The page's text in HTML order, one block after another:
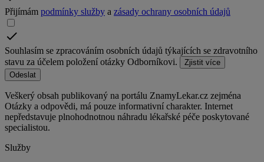
Přijímám podmínky služby a zásady ochrany osobních údajů
Souhlasím se zpracováním osobních údajů týkajících se zdravotního
stavu za účelem položení otázky Odborníkovi.
Zjistit více
Odeslat
Veškerý obsah publikovaný na portálu ZnamyLekar.cz zejména
Otázky a odpovědi, má pouze informativní charakter. Internet
nepředstavuje plnohodnotnou náhradu lékařské péče poskytované
specialistou.
Služby